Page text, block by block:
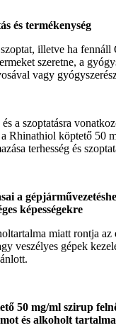
és termékenység
illetve ha fennáll
szeretne, a
vagy
a szoptatásra
a Rhinathiol köptető 50
terhesség és
a
képességekre
miatt rontja az
veszélyes gépek
50 mg/ml szirup
és alkoholt